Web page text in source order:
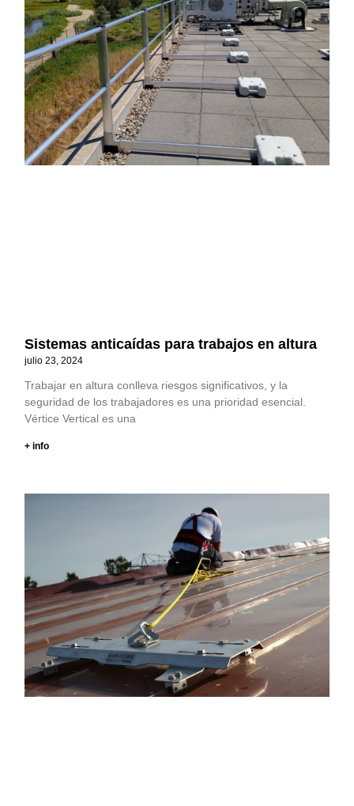
Sistemas anticaídas para trabajos en altura
julio 23, 2024
Trabajar en altura conlleva riesgos significativos, y la
seguridad de los trabajadores es una prioridad esencial.
Vértice Vertical es una
+ info